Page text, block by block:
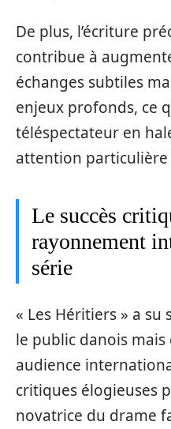
De plus, l’écriture
contribue à
échanges subtiles
enjeux profonds, ce
téléspectateur en
attention particulière
Le succès
rayonnement
série
« Les Héritiers » a
le public danois
audience
critiques élogieuses
novatrice du drame